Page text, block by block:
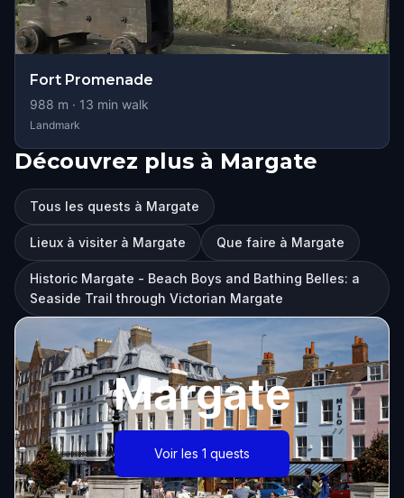
Fort Promenade
988 m · 13 min walk
Landmark
Découvrez plus à Margate
Tous les quests à Margate
Lieux à visiter à Margate Que faire à Margate
Historic Margate - Beach Boys and Bathing Belles: a
Seaside Trail through Victorian Margate
Margate
Voir les 1 quests